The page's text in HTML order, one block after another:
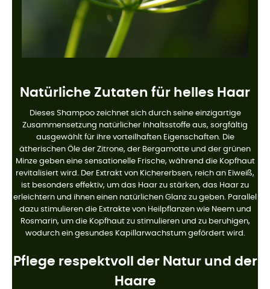
Natürliche Zutaten für helles Haar
Dieses Shampoo zeichnet sich durch seine einzigartige
Zusammensetzung natürlicher Inhaltsstoffe aus, sorgfältig
ausgewählt für ihre vorteilhaften Eigenschaften. Die
ätherischen Öle der Zitrone, der Bergamotte und der grünen
Minze geben eine sensationelle Frische, während die Kopfhaut
revitalisiert wird. Der Extrakt von Kichererbsen, reich an Eiweiß,
ist besonders effektiv, um das Haar zu stärken, das Haar zu
erleichtern und ihnen einen natürlichen Glanz zu geben. Parallel
dazu stimulieren die Extrakte von Heilpflanzen wie Neem und
Rosmarin, um die Kopfhaut zu stimulieren und zu beruhigen,
wodurch ein gesundes Kapillarwachstum gefördert wird.
Pflege respektvoll der Natur und der
Haare